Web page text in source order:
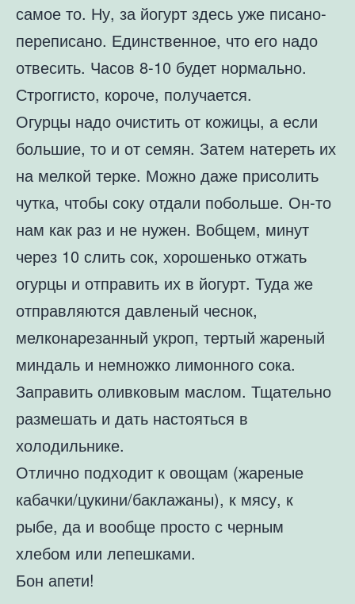
самое то. Ну, за йогурт здесь уже писано-
переписано. Единственное, что его надо
отвесить. Часов 8-10 будет нормально.
Строггисто, короче, получается.
Огурцы надо очистить от кожицы, а если
большие, то и от семян. Затем натереть их
на мелкой терке. Можно даже присолить
чутка, чтобы соку отдали побольше. Он-то
нам как раз и не нужен. Вобщем, минут
через 10 слить сок, хорошенько отжать
огурцы и отправить их в йогурт. Туда же
отправляются давленый чеснок,
мелконарезанный укроп, тертый жареный
миндаль и немножко лимонного сока.
Заправить оливковым маслом. Тщательно
размешать и дать настояться в
холодильнике.
Отлично подходит к овощам (жареные
кабачки/цукини/баклажаны), к мясу, к
рыбе, да и вообще просто с черным
хлебом или лепешками.
Бон апети!